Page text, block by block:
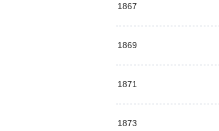
1867
1869
1871
1873